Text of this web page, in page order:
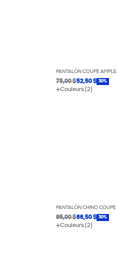
PANTALON COUPE AMPLE
75,00 $52,50 $ 30%
Couleurs (2)
95,00 $66,50 $ 30%
Couleurs (2)